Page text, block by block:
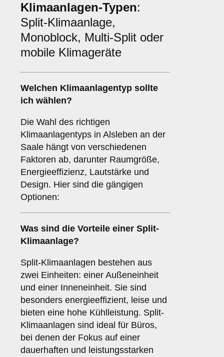
Klimaanlagen-Typen:
Split-Klimaanlage,
Monoblock, Multi-Split oder
mobile Klimageräte
Welchen Klimaanlagentyp sollte
ich wählen?
Die Wahl des richtigen
Klimaanlagentyps in Alsleben an der
Saale hängt von verschiedenen
Faktoren ab, darunter Raumgröße,
Energieeffizienz, Lautstärke und
Design. Hier sind die gängigen
Optionen:
Was sind die Vorteile einer Split-
Klimaanlage?
Split-Klimaanlagen bestehen aus
zwei Einheiten: einer Außeneinheit
und einer Inneneinheit. Sie sind
besonders energieeffizient, leise und
bieten eine hohe Kühlleistung. Split-
Klimaanlagen sind ideal für Büros,
bei denen der Fokus auf einer
dauerhaften und leistungsstarken